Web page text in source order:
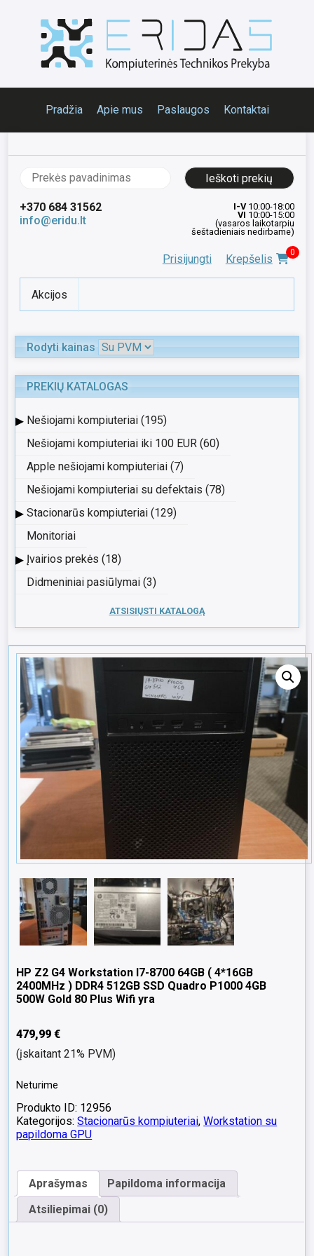
Pradžia Apie mus Paslaugos Kontaktai
Ieškoti:
+370 684 31562
info@eridu.lt
I-V10:00-18:00
VI 10:00-15:00
(vasaros laikotarpiu
šeštadieniais nedirbame)
Prisijungti Krepšelis 0
Akcijos
Rodyti kainas
PREKIŲ KATALOGAS
▸ Nešiojami kompiuteriai (195)
Nešiojami kompiuteriai iki 100 EUR (60)
Apple nešiojami kompiuteriai (7)
Nešiojami kompiuteriai su defektais (78)
▸ Stacionarūs kompiuteriai (129)
Monitoriai
▸ Įvairios prekės (18)
Didmeniniai pasiūlymai (3)
ATSISIŲSTI KATALOGĄ
HP Z2 G4 Workstation I7-8700 64GB ( 4*16GB
2400MHz ) DDR4 512GB SSD Quadro P1000 4GB
500W Gold 80 Plus Wifi yra
479,99€
(įskaitant 21% PVM)
Neturime
Produkto ID: 12956
Kategorijos:Stacionarūs kompiuteriai,Workstation su
papildoma GPU
Aprašymas
Papildoma informacija
Atsiliepimai (0)